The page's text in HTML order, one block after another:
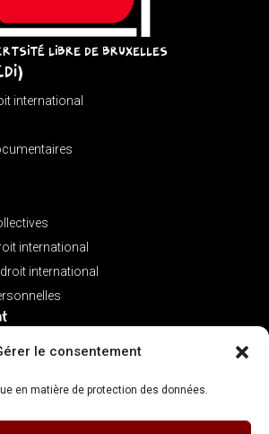
le consentement
en matière de protection des données.
\/+$/,
LIBRE DE BRUXELLES
international
international
international
public international law
public